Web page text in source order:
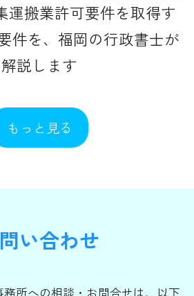
運搬業許可要件を取得す
件を、福岡の行政書士が
解説します
もっと見る
い合わせ
所への相談・お問合せは、以下